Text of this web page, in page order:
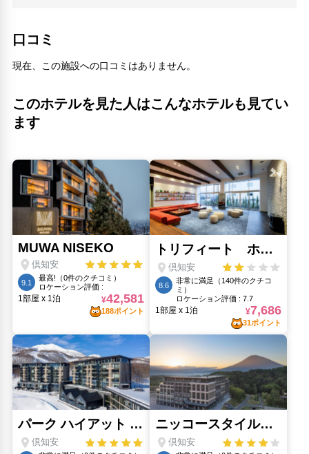
口コミ
現在、この施設への口コミはありません。
このホテルを見た人はこんなホテルも見てい
ます